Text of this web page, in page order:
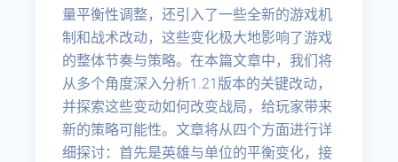
量平衡性调整，还引入了一些全新的游戏机
制和战术改动，这些变化极大地影响了游戏
的整体节奏与策略。在本篇文章中，我们将
从多个角度深入分析1.21版本的关键改动，
并探索这些变动如何改变战局，给玩家带来
新的策略可能性。文章将从四个方面进行详
细探讨：首先是英雄与单位的平衡变化，接